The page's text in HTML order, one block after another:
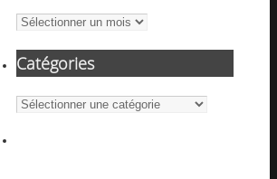
Archives
Catégories
Catégories